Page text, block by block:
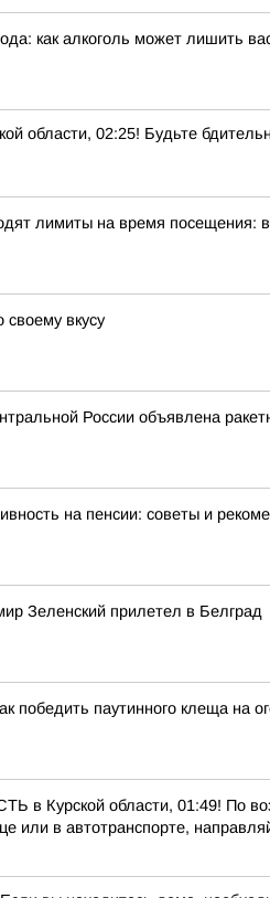
как алкоголь может лишить
02:25! Будьте
лимиты на время посещения:
вкусу
России объявлена
на пенсии: советы и
Зеленский прилетел в Белград
победить паутинного клеща на
Курской области, 01:49! По
или в автотранспорте,